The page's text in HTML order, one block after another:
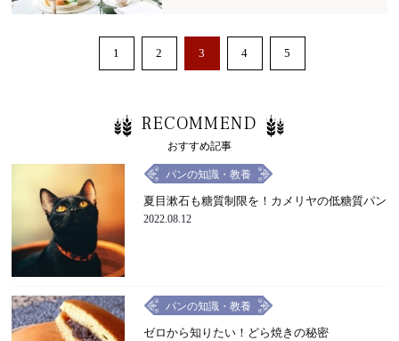
1 2 3 4 5
RECOMMEND
おすすめ記事
パンの知識・教養
夏目漱石も糖質制限を！カメリヤの低糖質パン
2022.08.12
パンの知識・教養
ゼロから知りたい！どら焼きの秘密